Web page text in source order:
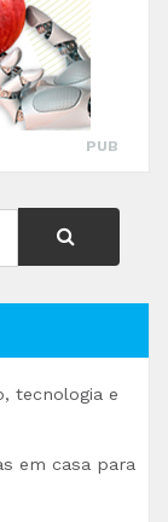
PUB
tecnologia e
em casa para